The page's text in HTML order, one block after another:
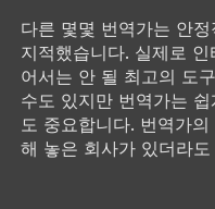
다른 몇몇 번역가는 안
지적했습니다. 실제로
어서는 안 될 최고의 도
수도 있지만 번역가는
도 중요합니다. 번역가
해 놓은 회사가 있더라